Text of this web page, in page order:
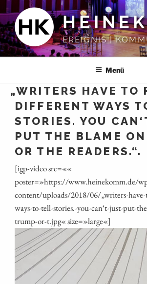
Inhalt
springen
EREIGNIS |
Menü
„WRITERS HAVE TO
DIFFERENT WAYS
STORIES. YOU
PUT THE BLAME
OR THE READERS.“.
[igp-video src=««
poster=»https://www.heinekomm.de/
content/uploads/2018/06/„writers-
ways-to-tell-stories.-you-can‘t‑just-put-
trump-or‑t.jpg« size=»large«]